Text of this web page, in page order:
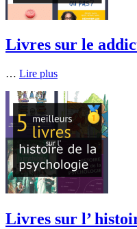
Livres sur le
… Lire plus
Livres sur l’